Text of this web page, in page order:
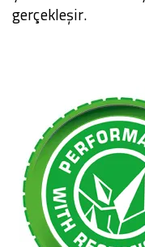
gerçekleşir.